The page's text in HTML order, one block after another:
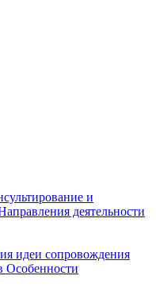
и
деятельности
идеи сопровождения
Особенности